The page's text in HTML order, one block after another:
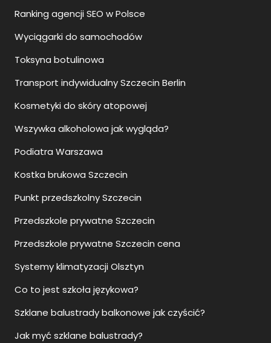
Ranking agencji SEO w Polsce
Wyciągarki do samochodów
Toksyna botulinowa
Transport indywidualny Szczecin Berlin
Kosmetyki do skóry atopowej
Wszywka alkoholowa jak wygląda?
Podiatra Warszawa
Kostka brukowa Szczecin
Punkt przedszkolny Szczecin
Przedszkole prywatne Szczecin
Przedszkole prywatne Szczecin cena
Systemy klimatyzacji Olsztyn
Co to jest szkoła językowa?
Szklane balustrady balkonowe jak czyścić?
Jak myć szklane balustrady?